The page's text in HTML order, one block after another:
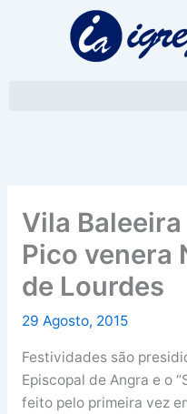
Vila
Pico venera
de Lourdes
29 Agosto, 2015
Festividades são
Episcopal de Angra e o
feito pelo primeira vez